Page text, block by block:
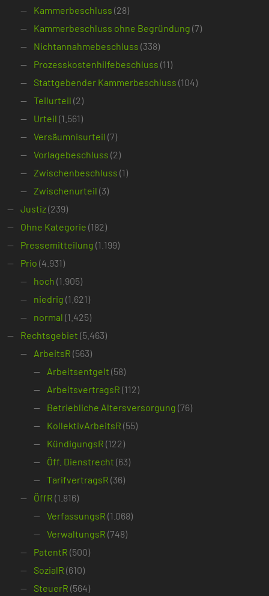
Kammerbeschluss (28)
Kammerbeschluss ohne Begründung (7)
Nichtannahmebeschluss (338)
Prozesskostenhilfebeschluss (11)
Stattgebender Kammerbeschluss (104)
Teilurteil (2)
Urteil (1.561)
Versäumnisurteil (7)
Vorlagebeschluss (2)
Zwischenbeschluss (1)
Zwischenurteil (3)
Justiz(239)
Ohne Kategorie (182)
Pressemitteilung (1.199)
Prio (4.931)
hoch (1.905)
niedrig (1.621)
normal (1.425)
Rechtsgebiet (5.463)
ArbeitsR (563)
Arbeitsentgelt (58)
ArbeitsvertragsR (112)
Betriebliche Altersversorgung (76)
KollektivArbeitsR (55)
KündigungsR (122)
Öff. Dienstrecht (63)
TarifvertragsR (36)
ÖffR (1.816)
VerfassungsR (1.068)
VerwaltungsR (748)
PatentR (500)
SozialR (610)
SteuerR (564)